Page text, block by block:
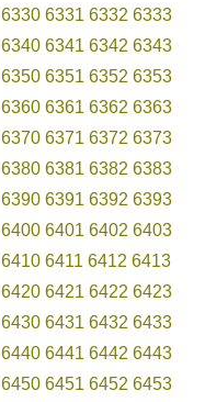
6330 6331 6332 6333
6340 6341 6342 6343
6350 6351 6352 6353
6360 6361 6362 6363
6370 6371 6372 6373
6380 6381 6382 6383
6390 6391 6392 6393
6400 6401 6402 6403
6410 6411 6412 6413
6420 6421 6422 6423
6430 6431 6432 6433
6440 6441 6442 6443
6450 6451 6452 6453